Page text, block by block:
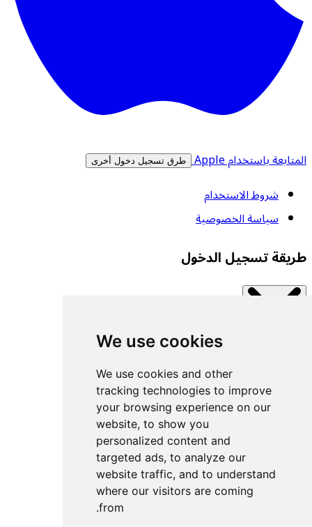
We use cookies
We use cookies and other
tracking technologies to improve
your browsing experience on our
website, to show you
personalized content and
targeted ads, to analyze our
website traffic, and to understand
where our visitors are coming
from.
المتابعة باستخدام Apple طرق تسجيل دخول أخرى
شروط الاستخدام
سياسة الخصوصية
طريقة تسجيل الدخول
اتصل بإحدى الخدمات المتاحة.
تسجيل الدخول بمفتاح مرور
تسجيل الدخول باستخدام UACF
تسجيل الدخول باستخدام Decathlon
تسجيل الدخول باستخدام Withings